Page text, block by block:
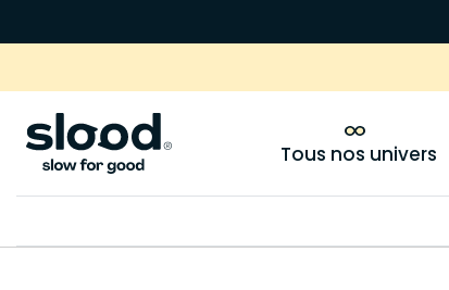
Tous nos univers